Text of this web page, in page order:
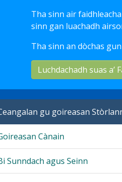
Tha sinn air
sinn gan luachadh
Tha sinn an dòchas
Luchdachadh suas a’
gu goireasan
Cànain
Sunndach agus Seinn